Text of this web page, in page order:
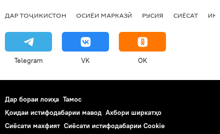
ДАР ТОҶИКИСТОН ОСИЁИ МАРКАЗӢ РУСИЯ СИЁСАТ
Telegram VK OK
Дар бораи лоиҳа Тамос
Қоидаи истифодабарии мавод Ахбори ширкатҳо
Сиёсати махфият Сиёсати истифодабарии Cookie